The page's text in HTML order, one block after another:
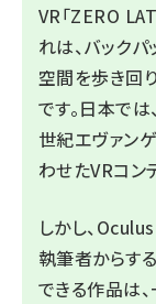
VR「ZERO
れは、バック
空間を歩き回
です。日本で
世紀エヴァン
わせたVRコン
しかし、
執筆者からす
できる作品は